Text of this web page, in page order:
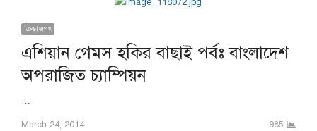
ক্রিড়াজগৎ
এশিয়ান গেমস হকির বাছাই পর্বঃ বাংলাদেশ
অপরাজিত চ্যাম্পিয়ন
…
March 24, 2014
985